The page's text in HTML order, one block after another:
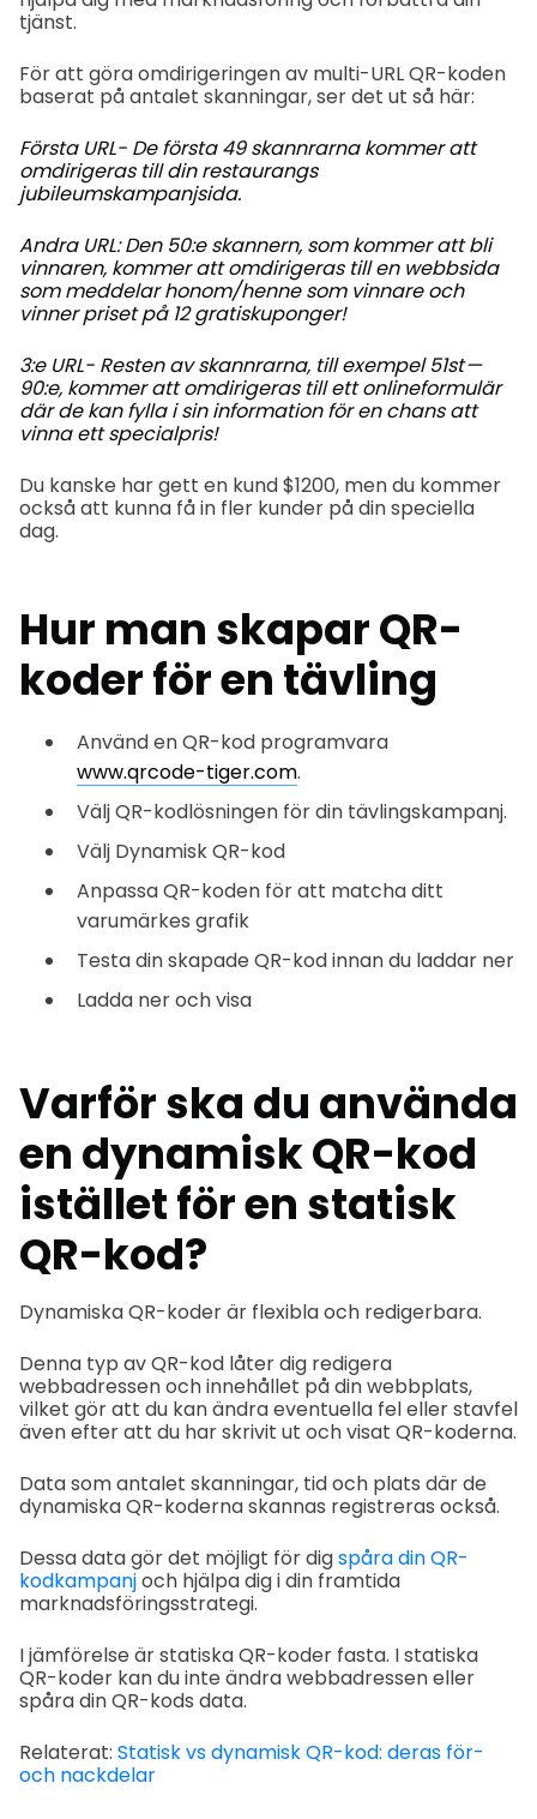
tjänst.
För att göra omdirigeringen av multi-URL QR-koden
baserat på antalet skanningar, ser det ut så här:
Första URL- De första 49 skannrarna kommer att
omdirigeras till din restaurangs
jubileumskampanjsida.
Andra URL: Den 50:e skannern, som kommer att bli
vinnaren, kommer att omdirigeras till en webbsida
som meddelar honom/henne som vinnare och
vinner priset på 12 gratiskuponger!
3:e URL- Resten av skannrarna, till exempel 51st —
90:e, kommer att omdirigeras till ett onlineformulär
där de kan fylla i sin information för en chans att
vinna ett specialpris!
Du kanske har gett en kund $1200, men du kommer
också att kunna få in fler kunder på din speciella
dag.
Hur man skapar QR-
koder för en tävling
Använd en QR-kod programvara
www.qrcode-tiger.com.
Välj QR-kodlösningen för din tävlingskampanj.
Välj Dynamisk QR-kod
Anpassa QR-koden för att matcha ditt
varumärkes grafik
Testa din skapade QR-kod innan du laddar ner
Ladda ner och visa
Varför ska du använda
en dynamisk QR-kod
istället för en statisk
QR-kod?
Dynamiska QR-koder är flexibla och redigerbara.
Denna typ av QR-kod låter dig redigera
webbadressen och innehållet på din webbplats,
vilket gör att du kan ändra eventuella fel eller stavfel
även efter att du har skrivit ut och visat QR-koderna.
Data som antalet skanningar, tid och plats där de
dynamiska QR-koderna skannas registreras också.
Dessa data gör det möjligt för digspåra din QR-
kodkampanjoch hjälpa dig i din framtida
marknadsföringsstrategi.
I jämförelse är statiska QR-koder fasta. I statiska
QR-koder kan du inte ändra webbadressen eller
spåra din QR-kods data.
Relaterat: Statisk vs dynamisk QR-kod: deras för-
och nackdelar